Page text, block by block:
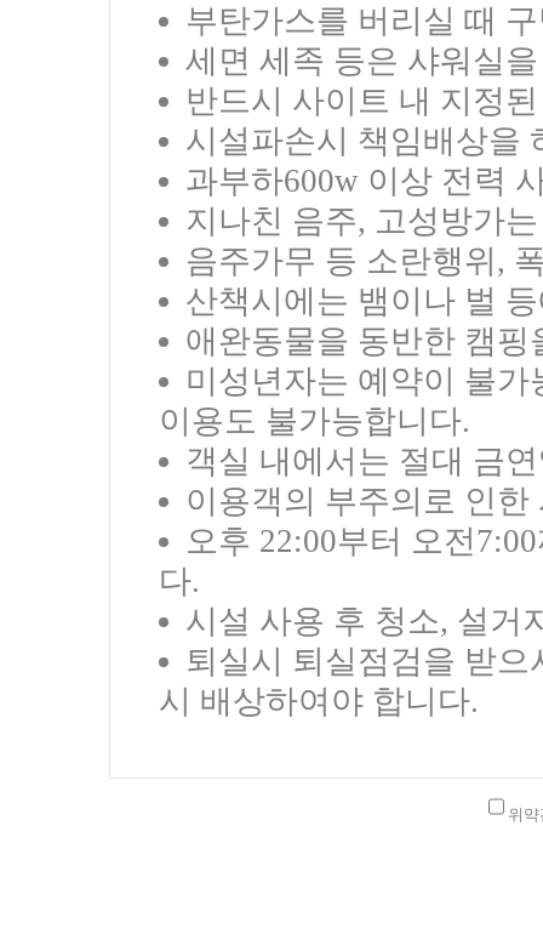
부탄가스를 버리실 때
세면 세족 등은 샤워실
반드시 사이트 내 지정
시설파손시 책임배상을
과부하600w 이상 전력
지나친 음주, 고성방가
음주가무 등 소란행위,
산책시에는 뱀이나 벌
애완동물을 동반한 캠핑
미성년자는 예약이 불
이용도 불가능합니다.
객실 내에서는 절대 금
이용객의 부주의로 인
오후 22:00부터 오전
다.
시설 사용 후 청소, 설거
퇴실시 퇴실점검을 받
시 배상하여야 합니다.
위